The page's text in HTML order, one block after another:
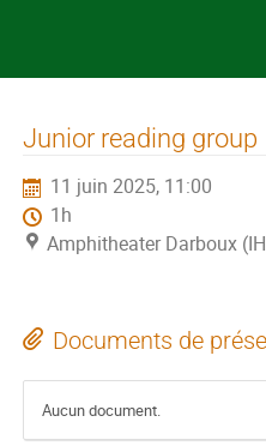
Junior reading group
11 juin 2025, 11:00
1h
Amphitheater Darboux
Documents de
Aucun document.